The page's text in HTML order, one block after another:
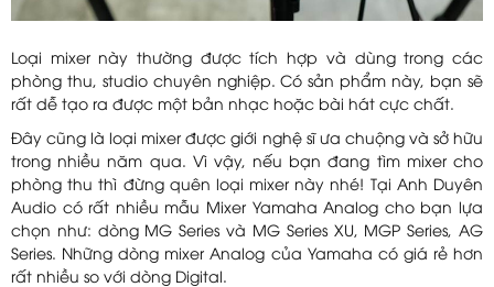
Loại mixer này thường được tích hợp và dùng trong các
phòng thu, studio chuyên nghiệp. Có sản phẩm này, bạn sẽ
rất dễ tạo ra được một bản nhạc hoặc bài hát cực chất.
Đây cũng là loại mixer được giới nghệ sĩ ưa chuộng và sở hữu
trong nhiều năm qua. Vì vậy, nếu bạn đang tìm mixer cho
phòng thu thì đừng quên loại mixer này nhé! Tại Anh Duyên
Audio có rất nhiều mẫu Mixer Yamaha Analog cho bạn lựa
chọn như: dòng MG Series và MG Series XU, MGP Series, AG
Series. Những dòng mixer Analog của Yamaha có giá rẻ hơn
rất nhiều so với dòng Digital.